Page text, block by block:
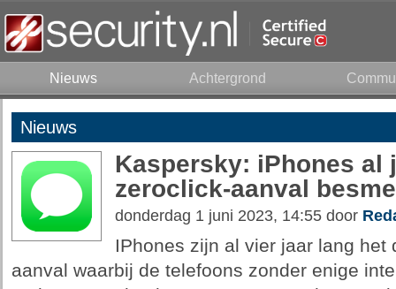
Nieuws Achtergrond
Nieuws
Kaspersky: iPhones al
zeroclick-aanval
donderdag 1 juni 2023, 14:55 door
IPhones zijn al vier jaar lang het
aanval waarbij de telefoons zonder enige